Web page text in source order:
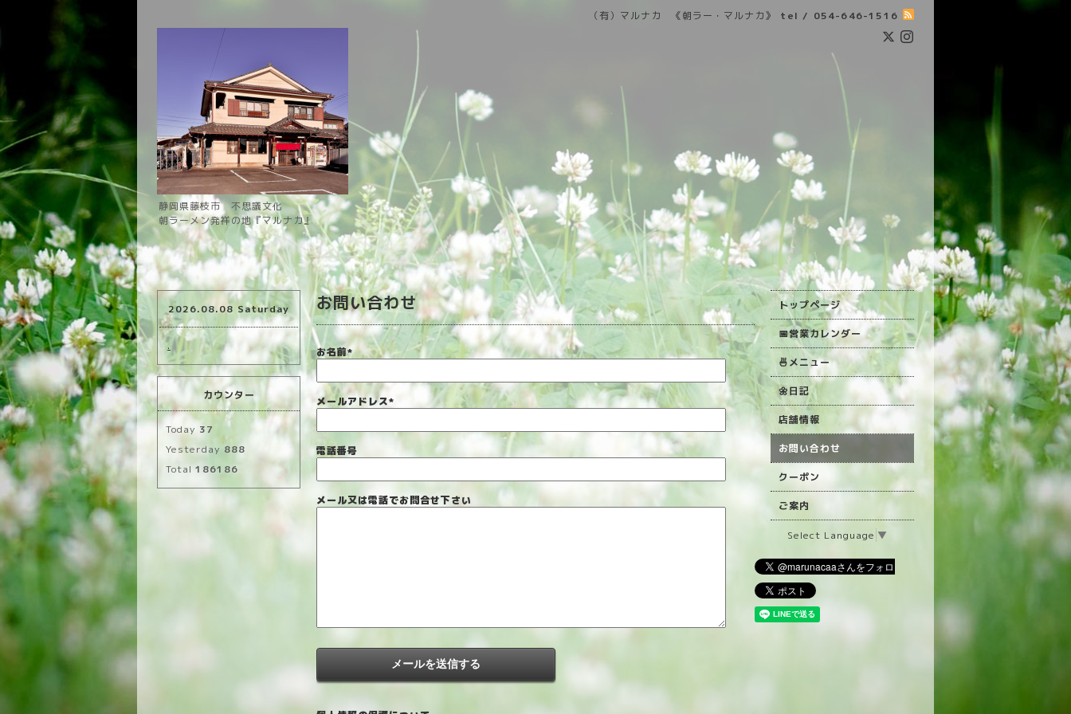
（有）マルナカ 《朝ラー・マルナカ》 tel / 054-646-1516
静岡県藤枝市 不思議文化
朝ラーメン発祥の地『マルナカ』
お問い合わせ
お名前*
メールアドレス*
電話番号
メール又は電話でお問合せ下さい
トップページ
📅営業カレンダー
🍜メニュー
🌼日記
店舗情報
お問い合わせ
クーポン
ご案内
Select Language ▼
2026.08.08 Saturday
.
カウンター
Today 37
Yesterday 888
Total 186186